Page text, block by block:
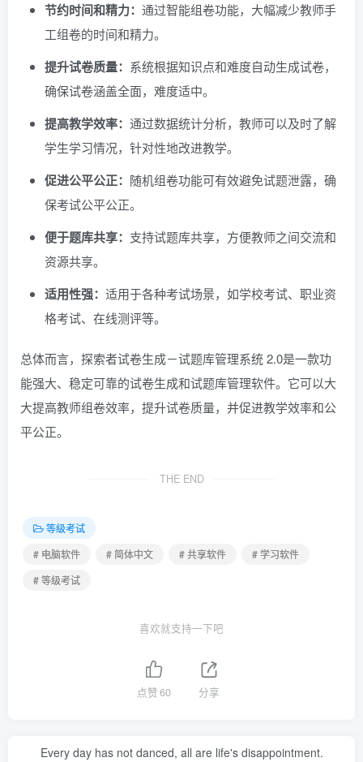
节约时间和精力： 通过智能组卷功能，大幅减少教师手
工组卷的时间和精力。
提升试卷质量： 系统根据知识点和难度自动生成试卷，
确保试卷涵盖全面，难度适中。
提高教学效率： 通过数据统计分析，教师可以及时了解
学生学习情况，针对性地改进教学。
促进公平公正： 随机组卷功能可有效避免试题泄露，确
保考试公平公正。
便于题库共享： 支持试题库共享，方便教师之间交流和
资源共享。
适用性强： 适用于各种考试场景，如学校考试、职业资
格考试、在线测评等。
总体而言，探索者试卷生成－试题库管理系统 2.0是一款功
能强大、稳定可靠的试卷生成和试题库管理软件。它可以大
大提高教师组卷效率，提升试卷质量，并促进教学效率和公
平公正。
THE END
等级考试
# 电脑软件
# 简体中文 # 共享软件
# 学习软件
# 等级考试
喜欢就支持一下吧
点赞60 分享
Every day has not danced, all are life's disappointment.